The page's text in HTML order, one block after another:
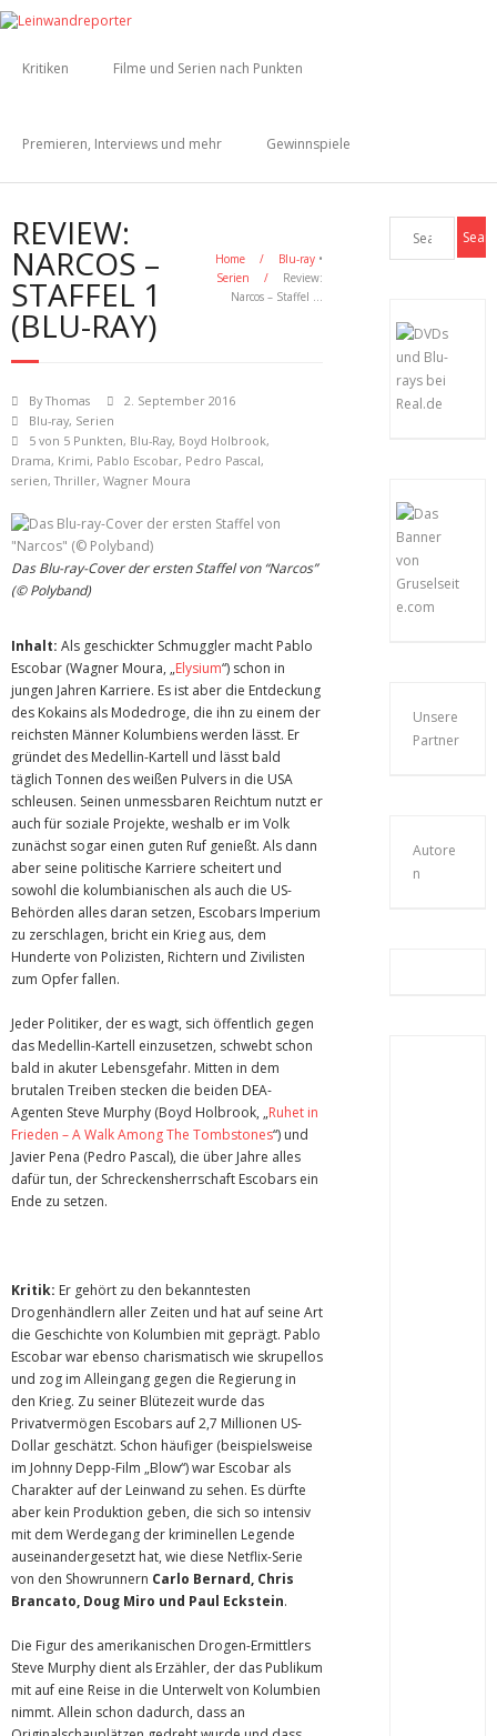
Kritiken Filme und Serien nach Punkten
Premieren, Interviews und mehr Gewinnspiele
REVIEW:
NARCOS –
STAFFEL 1
(BLU-RAY)
Home / Blu-ray •
Serien
/
Review:
Narcos – Staffel …
ByThomas
2. September 2016
Blu-ray, Serien
5 von 5 Punkten, Blu-Ray, Boyd Holbrook,
Drama, Krimi, Pablo Escobar, Pedro Pascal,
serien,Thriller, Wagner Moura
Das Blu-ray-Cover der ersten Staffel von “Narcos”
(© Polyband)
Inhalt: Als geschickter Schmuggler macht Pablo
Escobar (Wagner Moura, „Elysium“) schon in
jungen Jahren Karriere. Es ist aber die Entdeckung
des Kokains als Modedroge, die ihn zu einem der
reichsten Männer Kolumbiens werden lässt. Er
gründet des Medellin-Kartell und lässt bald
täglich Tonnen des weißen Pulvers in die USA
schleusen. Seinen unmessbaren Reichtum nutzt er
auch für soziale Projekte, weshalb er im Volk
zunächst sogar einen guten Ruf genießt. Als dann
aber seine politische Karriere scheitert und
sowohl die kolumbianischen als auch die US-
Behörden alles daran setzen, Escobars Imperium
zu zerschlagen, bricht ein Krieg aus, dem
Hunderte von Polizisten, Richtern und Zivilisten
zum Opfer fallen.
Jeder Politiker, der es wagt, sich öffentlich gegen
das Medellin-Kartell einzusetzen, schwebt schon
bald in akuter Lebensgefahr. Mitten in dem
brutalen Treiben stecken die beiden DEA-
Agenten Steve Murphy (Boyd Holbrook, „Ruhet in
Frieden – A Walk Among The Tombstones“) und
Javier Pena (Pedro Pascal), die über Jahre alles
dafür tun, der Schreckensherrschaft Escobars ein
Ende zu setzen.
Kritik: Er gehört zu den bekanntesten
Drogenhändlern aller Zeiten und hat auf seine Art
die Geschichte von Kolumbien mit geprägt. Pablo
Escobar war ebenso charismatisch wie skrupellos
und zog im Alleingang gegen die Regierung in
den Krieg. Zu seiner Blütezeit wurde das
Privatvermögen Escobars auf 2,7 Millionen US-
Dollar geschätzt. Schon häufiger (beispielsweise
im Johnny Depp-Film „Blow“) war Escobar als
Charakter auf der Leinwand zu sehen. Es dürfte
aber kein Produktion geben, die sich so intensiv
mit dem Werdegang der kriminellen Legende
auseinandergesetzt hat, wie diese Netflix-Serie
von den Showrunnern Carlo Bernard, Chris
Brancato, Doug Miro und Paul Eckstein.
Die Figur des amerikanischen Drogen-Ermittlers
Steve Murphy dient als Erzähler, der das Publikum
mit auf eine Reise in die Unterwelt von Kolumbien
nimmt. Allein schon dadurch, dass an
Unsere
Partner
Autore
n